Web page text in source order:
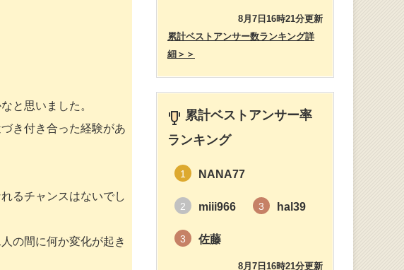
と思いました。
き付き合った経験があ
るチャンスはないでし
の間に何か変化が起き
8月7日16時21分更新
累計ベストアンサー数ランキング詳
細＞＞
累計ベストアンサー率
ランキング
1 NANA77
2 miii966 3 hal39
3 佐藤
8月7日16時21分更新